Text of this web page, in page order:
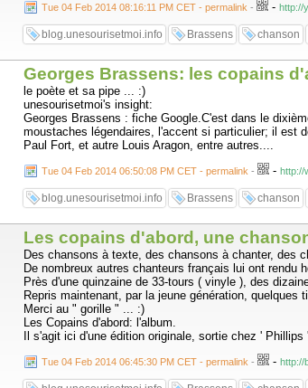
Tue 04 Feb 2014 08:16:11 PM CET - permalink - - http://
blog.unesourisetmoi.info Brassens chanson
Georges Brassens: les copains
le poète et sa pipe ... :)
unesourisetmoi's insight:
Georges Brassens : fiche Google.C'est dans le
moustaches légendaires, l'accent si particulier; il est
Paul Fort, et autre Louis Aragon, entre autres....
Tue 04 Feb 2014 06:50:08 PM CET - permalink - - http://
blog.unesourisetmoi.info Brassens chanson
Les copains d'abord, une
Des chansons à texte, des chansons à chanter, des
De nombreux autres chanteurs français lui ont rendu
Près d'une quinzaine de 33-tours ( vinyle ), des
Repris maintenant, par la jeune génération,
Merci au " gorille " ... :)
Les Copains d'abord: l'album.
Il s'agit ici d'une édition originale, sortie chez '
Tue 04 Feb 2014 06:45:30 PM CET - permalink - - http://